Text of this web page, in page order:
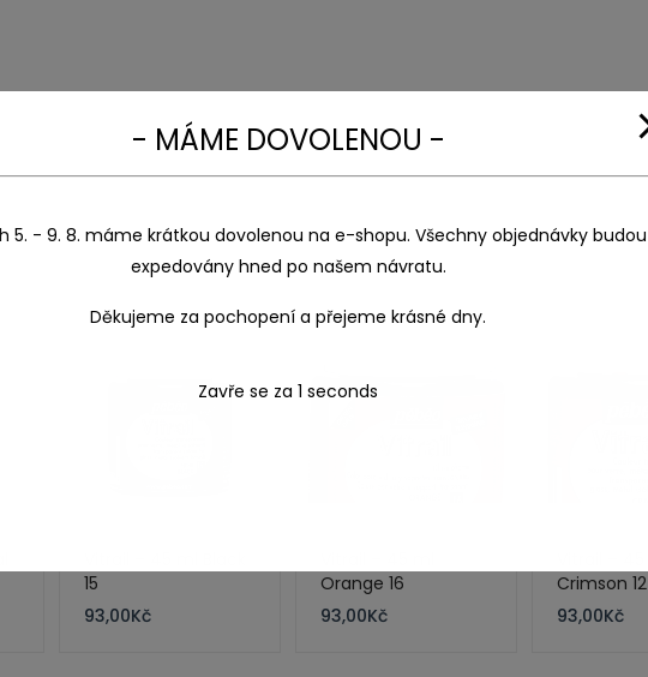
15
93,00Kč
Orange 16
93,00Kč
Crimson 12
93,00Kč
- MÁME DOVOLENOU -
5. - 9. 8. máme krátkou dovolenou na e-shopu. Všechny objednávky budou
expedovány hned po našem návratu.
Děkujeme za pochopení a přejeme krásné dny.
Zavře se za 1 seconds